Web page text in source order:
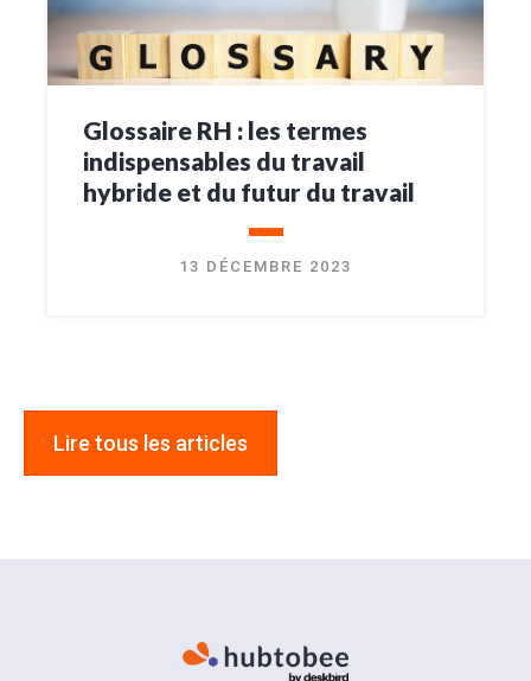
Glossaire RH : les termes
indispensables du travail
hybride et du futur du travail
13 DÉCEMBRE 2023
Lire tous les articles